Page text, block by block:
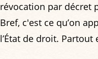
révocation par décret
Bref, c'est ce qu’on
l’État de droit. Partout